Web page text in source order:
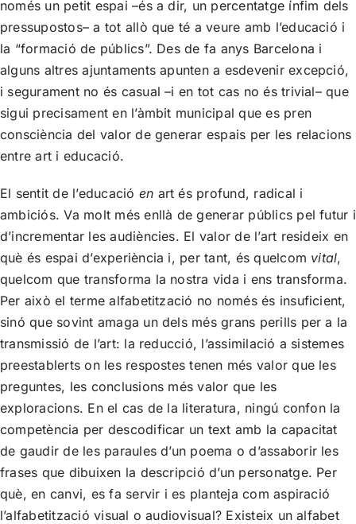
només un petit espai –és a dir, un percentatge ínfim dels
pressupostos– a tot allò que té a veure amb l’educació i
la “formació de públics”. Des de fa anys Barcelona i
alguns altres ajuntaments apunten a esdevenir excepció,
i segurament no és casual –i en tot cas no és trivial– que
sigui precisament en l’àmbit municipal que es pren
consciència del valor de generar espais per les relacions
entre art i educació.
El sentit de l’educació en art és profund, radical i
ambiciós. Va molt més enllà de generar públics pel futur i
d’incrementar les audiències. El valor de l’art resideix en
què és espai d’experiència i, per tant, és quelcom vital,
quelcom que transforma la nostra vida i ens transforma.
Per això el terme alfabetització no només és insuficient,
sinó que sovint amaga un dels més grans perills per a la
transmissió de l’art: la reducció, l’assimilació a sistemes
preestablerts on les respostes tenen més valor que les
preguntes, les conclusions més valor que les
exploracions. En el cas de la literatura, ningú confon la
competència per descodificar un text amb la capacitat
de gaudir de les paraules d’un poema o d’assaborir les
frases que dibuixen la descripció d’un personatge. Per
què, en canvi, es fa servir i es planteja com aspiració
l’alfabetització visual o audiovisual? Existeix un alfabet